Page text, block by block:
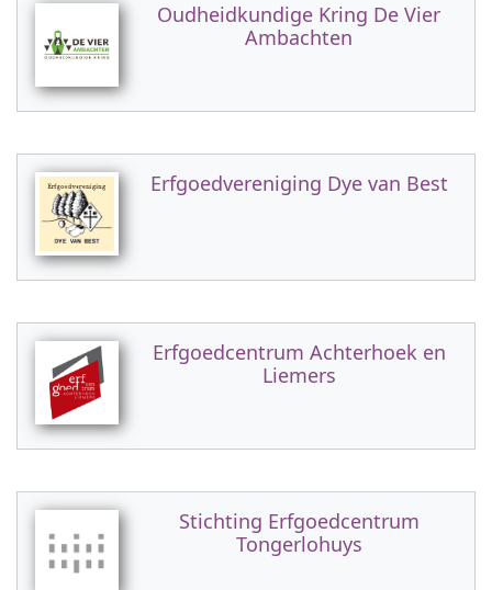
Oudheidkundige Kring De Vier
Ambachten
Erfgoedvereniging Dye van Best
Erfgoedcentrum Achterhoek en
Liemers
Stichting Erfgoedcentrum
Tongerlohuys